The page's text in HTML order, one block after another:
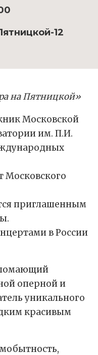
12
на Пятницкой»
Московской
им. П.И.
Московского
приглашенным
в России
оперной и
уникального
красивым